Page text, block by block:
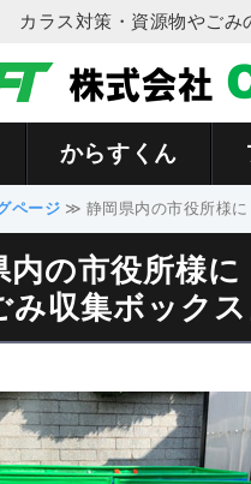
カラス対策・資源物やご
からすくん
ページ ≫ 静岡県内の市役所様
内の市役所様
み収集ボック